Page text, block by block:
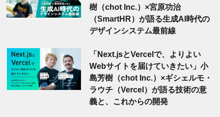
樹（chot Inc.）×宮原功治
（SmartHR）が語る生成AI時代の
デザインシステム最前線
「Next.jsとVercelで、よりよい
Webサイトを届けていきたい」小
島芳樹（chot Inc.）×ギシェルモ・
ラウチ（Vercel）が語る技術の意
義と、これからの開発